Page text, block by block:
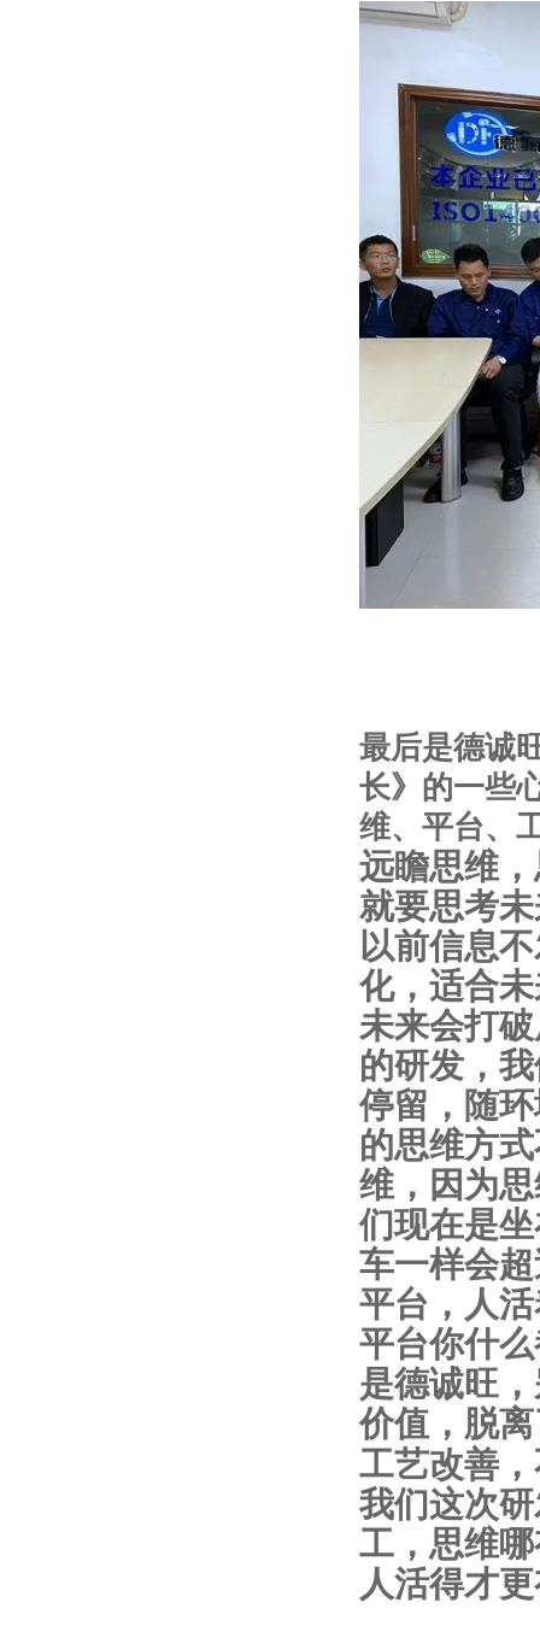
最后是德诚
长》的一些
维、平台、
远瞻思维
就要思考
以前信息
化，适合
未来会打
的研发，
停留，随
的思维方
维，因为
们现在是
车一样会
平台，人
平台你什
是德诚旺
价值，脱
工艺改善
我们这次
工，思维
人活得才